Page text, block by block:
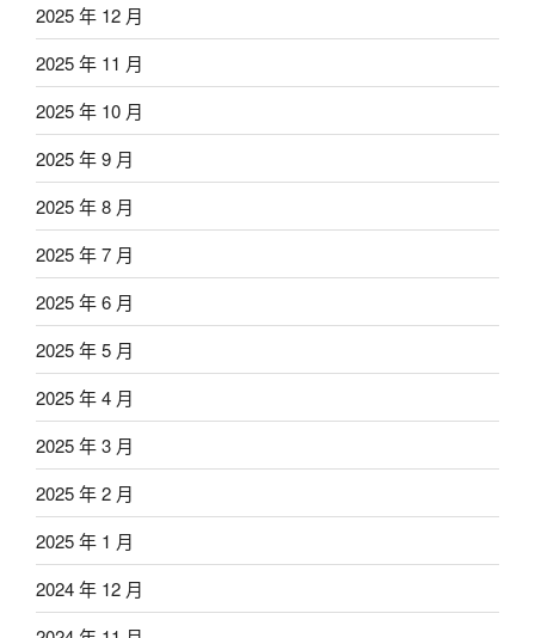
2025 年 12 月
2025 年 11 月
2025 年 10 月
2025 年 9 月
2025 年 8 月
2025 年 7 月
2025 年 6 月
2025 年 5 月
2025 年 4 月
2025 年 3 月
2025 年 2 月
2025 年 1 月
2024 年 12 月